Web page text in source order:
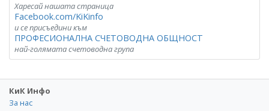
Харесай нашата страница
Facebook.com/KiKinfo
и се присъедини към
ПРОФЕСИОНАЛНА СЧЕТОВОДНА ОБЩНОСТ
най-голямата счетоводна група
КиК Инфо
За нас